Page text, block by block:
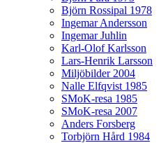
Björn Rossipal 1978
Ingemar Andersson
Ingemar Juhlin
Karl-Olof Karlsson
Lars-Henrik Larsson
Miljöbilder 2004
Nalle Elfqvist 1985
SMoK-resa 1985
SMoK-resa 2007
Anders Forsberg
Torbjörn Hård 1984